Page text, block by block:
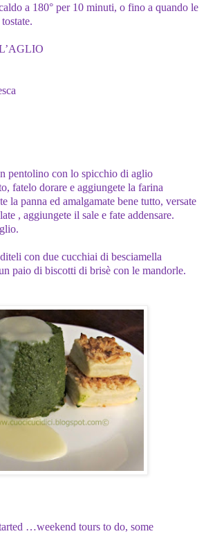
a 180° per 10 minuti, o fino a quando le
pentolino con lo spicchio di aglio
fatelo dorare e aggiungete la farina
la panna ed amalgamate bene tutto, versate
, aggiungete il sale e fate addensare.
con due cucchiai di besciamella
paio di biscotti di brisè con le mandorle.
…weekend tours to do, some